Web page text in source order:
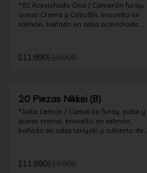
*82 Acevichado One / Camarón furay,
queso Crema y Cebollín, envuelto en
salmón, bañado en salsa acevichada
y cebollin, frito en panko cubierto de
ceviche hot.
$11.990$16.990
20 Piezas Nikkei (B)
*Sake Lemon / Camarón furay, palta y
queso crema, envuelto en salmón,
bañado en salsa teriyaki y cubierto de
*Shrimp Fire Rolls /Palta y camarón
furay, envuelto en queso crema
$11.990$16.990